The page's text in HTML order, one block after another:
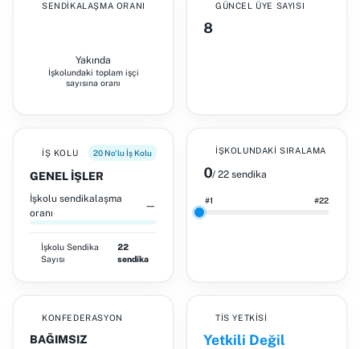
SENDIKALAŞMA ORANI
Yakında
İşkolundaki toplam işçi
sayısına oranı
GÜNCEL ÜYE SAYISI
8
İŞ KOLU 20 No'lu İş Kolu
GENEL İŞLER
İşkolu sendikalaşma
oranı
—
İşkolu Sendika
Sayısı
22
sendika
İŞKOLUNDAKI SIRALAMA
0/ 22 sendika
#1 #22
KONFEDERASYON
BAĞIMSIZ
TİS YETKISI
Yetkili Değil